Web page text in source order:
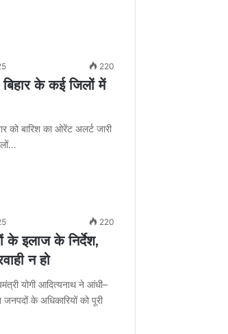
220
के कई जिलों में
को बारिश का ओरेंट अलर्ट जारी
220
के इलाज के निर्देश,
न हो
योगी आदित्यनाथ ने आंधी–
के अधिकारियों को पूरी